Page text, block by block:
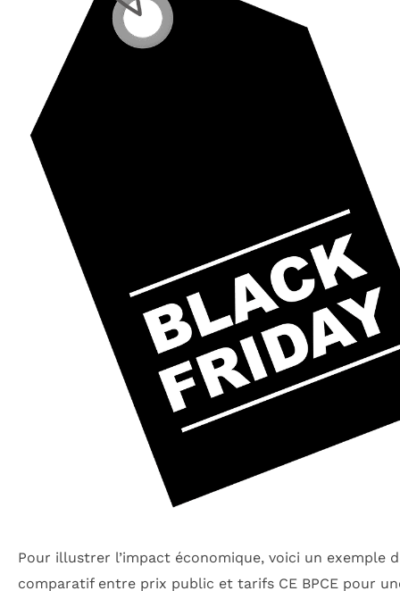
Pour illustrer l’impact économique, voici un exemple
comparatif entre prix public et tarifs CE BPCE pour